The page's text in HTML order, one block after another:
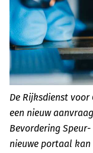
De Rijksdienst voor
een nieuw
Bevordering
nieuwe portaal